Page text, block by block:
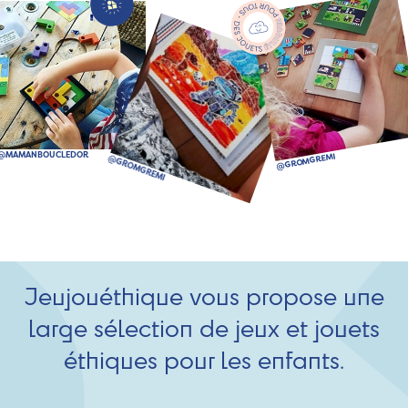
Jeujouéthique vous propose une
large sélection de jeux et jouets
éthiques pour les enfants.